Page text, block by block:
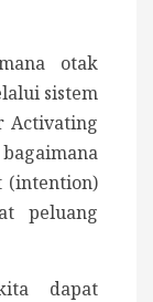
otak
sistem
Activating
(intention)
peluang
dapat